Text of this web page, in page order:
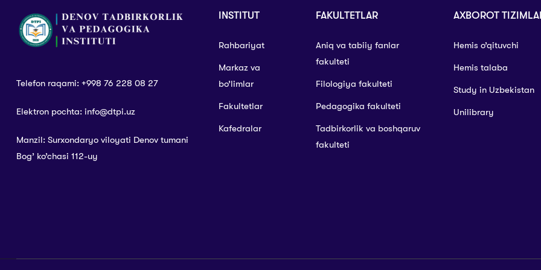
Telefon raqami: +998 76 228 08 27
Elektron pochta: info@dtpi.uz
Manzil: Surxondaryo viloyati Denov tumani
Bog’ ko’chasi 112-uy
INSTITUT
Rahbariyat
Markaz va
bo’limlar
Fakultetlar
Kafedralar
FAKULTETLAR
Aniq va tabiiy fanlar
fakulteti
Filologiya fakulteti
Pedagogika fakulteti
Tadbirkorlik va boshqaruv
fakulteti
AXBOROT
Hemis o’qituvchi
Hemis talaba
Study in Uzbekistan
Unilibrary